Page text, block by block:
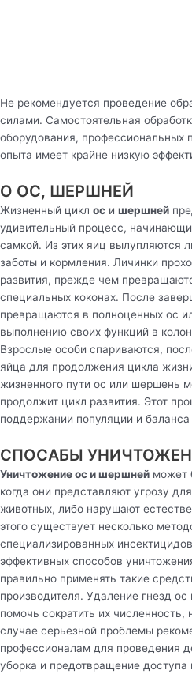
Не рекомендуется проведение
силами. Самостоятельная
оборудования, профессиональных
опыта имеет крайне низкую
О ОС, ШЕРШНЕЙ
Жизненный цикл ос и шершней
удивительный процесс,
самкой. Из этих яиц вылупляются
заботы и кормления. Личинки
развития, прежде чем
специальных коконах. После
превращаются в полноценных ос
выполнению своих функций в
Взрослые особи спариваются,
яйца для продолжения цикла
жизненного пути ос или шершень
продолжит цикл развития. Этот
поддержании популяции и
СПОСАБЫ
Уничтожение ос и шершней может
когда они представляют угрозу
животных, либо нарушают
этого существует несколько
специализированных
эффективных способов
правильно применять такие
производителя. Удаление гнезд
помочь сократить их
случае серьезной проблемы
профессионалам для проведения
уборка и предотвращение